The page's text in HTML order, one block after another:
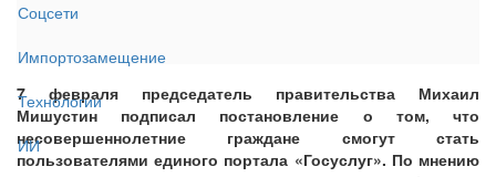
Соцсети
Импортозамещение
Технологии
ИИ
7 февраля председатель правительства Михаил
Мишустин подписал постановление о том, что
несовершеннолетние граждане смогут стать
пользователями единого портала «Госуслуг». По мнению